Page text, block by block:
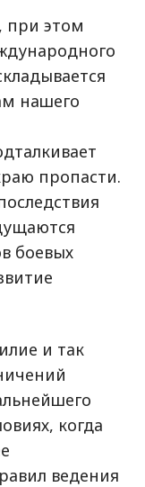
при этом
нашего
пропасти.
боевых
и так
когда
ведения